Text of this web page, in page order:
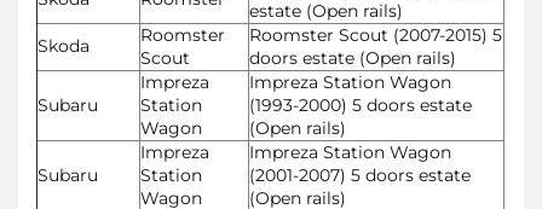
estate (Open rails)
Skoda
Roomster
Scout
Roomster Scout (2007-2015) 5
doors estate (Open rails)
Subaru
Impreza
Station
Wagon
Impreza Station Wagon
(1993-2000) 5 doors estate
(Open rails)
Subaru
Impreza
Station
Wagon
Impreza Station Wagon
(2001-2007) 5 doors estate
(Open rails)